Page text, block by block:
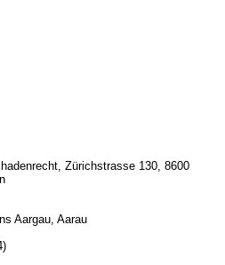
Zürichstrasse 130, 8600
Aargau, Aarau